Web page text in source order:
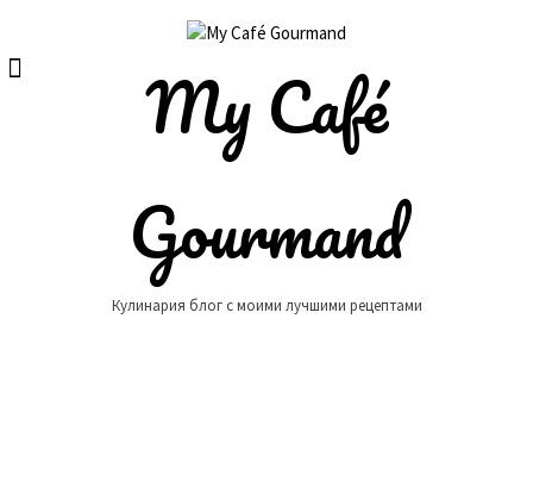
content
My Café
Gourmand
Кулинария блог с моими лучшими рецептами